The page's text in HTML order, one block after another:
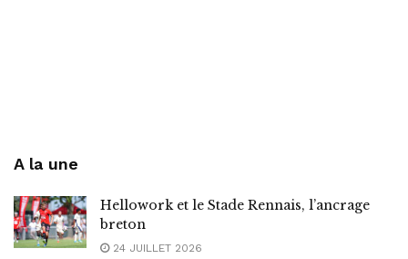
A la une
Hellowork et le Stade Rennais, l’ancrage
breton
24 JUILLET 2026